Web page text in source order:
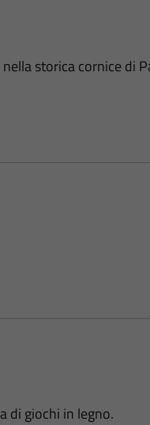
storica cornice di
di giochi in legno.